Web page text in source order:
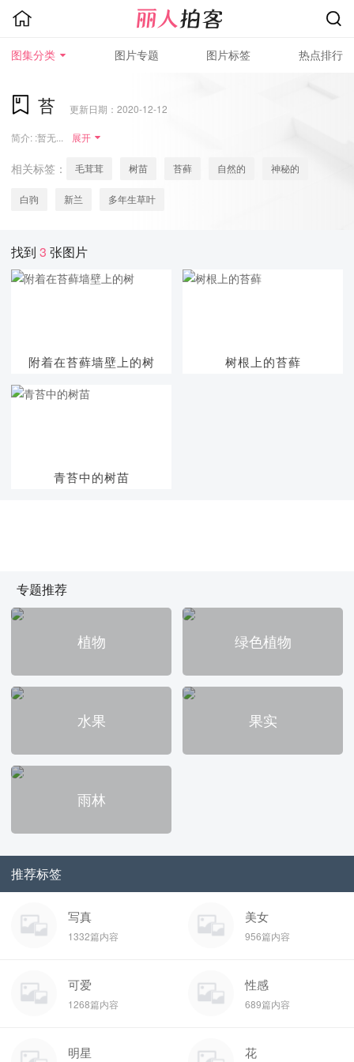
图集分类 图片专题 图片标签 热点排行
苔 更新日期：2020-12-12
简介: :暂无... 展开
相关标签： 毛茸茸 树苗 苔藓 自然的 神秘的
白驹 新兰 多年生草叶
找到 3 张图片
附着在苔藓墙壁上的树 树根上的苔藓
青苔中的树苗
专题推荐
植物 绿色植物
水果 果实
雨林
推荐标签
写真
1332篇内容
美女
956篇内容
可爱
1268篇内容
性感
689篇内容
明星 花